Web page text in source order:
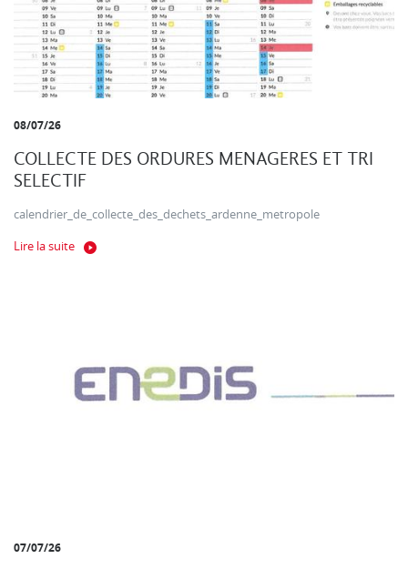
08/07/26
COLLECTE DES ORDURES MENAGERES ET TRI
SELECTIF
calendrier_de_collecte_des_dechets_ardenne_metropole
Lire la suite
07/07/26